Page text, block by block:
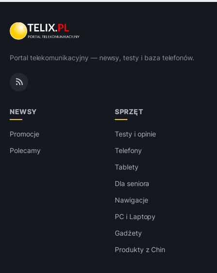
Portal telekomunikacyjny — newsy, testy i baza telefonów.
NEWSY
Promocje
Polecamy
SPRZĘT
Testy i opinie
Telefony
Tablety
Dla seniora
Nawigacje
PC i Laptopy
Gadżety
Produkty z Chin